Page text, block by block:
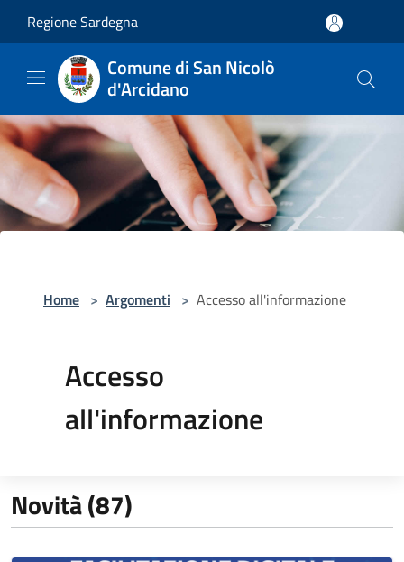
Regione Sardegna
Comune di San Nicolò
d'Arcidano
Home > Argomenti > Accesso all'informazione
Accesso
all'informazione
Novità (87)